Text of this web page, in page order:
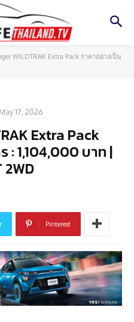
WILDTRAK Extra Pack ราคาอย่างเป็น
May 17, 2026
Extra Pack
: 1,104,000 บาท |
Pinterest